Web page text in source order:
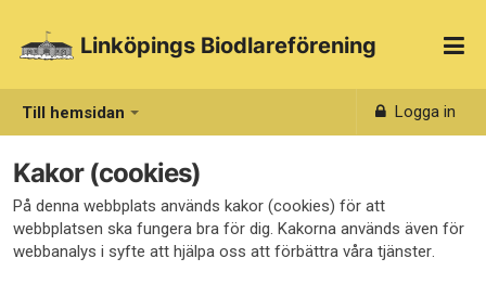
Till hemsidan Logga in
Linköpings Biodlareförening
Kakor (cookies)
På denna webbplats används kakor (cookies) för att
webbplatsen ska fungera bra för dig. Kakorna används även för
webbanalys i syfte att hjälpa oss att förbättra våra tjänster.